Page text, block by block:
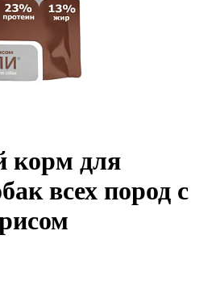
корм для
всех пород с